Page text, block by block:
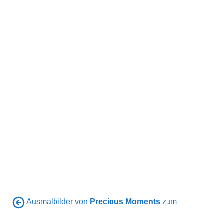
Ausmalbilder von Precious Moments zum